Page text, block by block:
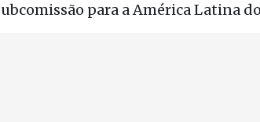
para a América Latina